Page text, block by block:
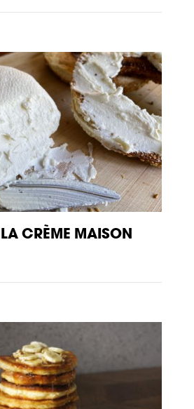
CRÈME MAISON